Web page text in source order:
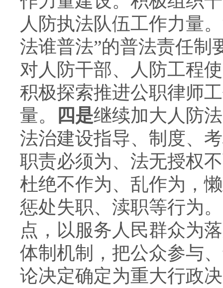
人防执法队伍工作力量
法谁普法”的普法责任制
对人防干部、人防工程
积极探索推进公职律师
量。
四是继续加大人防
法治建设指导、制度、
职责必须为、法无授权
杜绝不作为、乱作为，
惩处失职、渎职等行为
点，以服务人民群众为
体制机制，把公众参与
论决定确定为重大行政